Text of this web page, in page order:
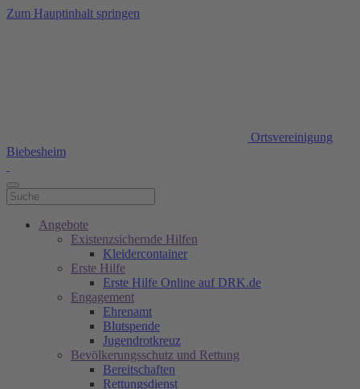
Zum Hauptinhalt springen
Ortsvereinigung
Biebesheim
Angebote
Existenzsichernde Hilfen
Kleidercontainer
Erste Hilfe
Erste Hilfe Online auf DRK.de
Engagement
Ehrenamt
Blutspende
Jugendrotkreuz
Bevölkerungsschutz und Rettung
Bereitschaften
Rettungsdienst